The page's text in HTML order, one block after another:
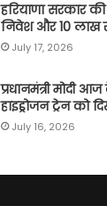
हरियाणा सरकार
निवेश और 10 लाख
July 17, 2026
प्रधानमंत्री मोदी
हाइड्रोजन ट्रेन को
July 16, 2026